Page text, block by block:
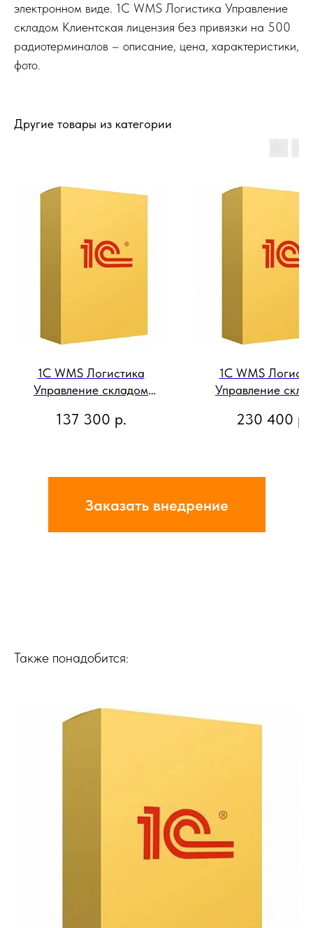
электронном виде. 1С WMS Логистика Управление
складом Клиентская лицензия без привязки на 500
радиотерминалов – описание, цена, характеристики,
фото.
Другие товары из категории
1С WMS Логистика
Управление складом
привязкой к 5
137 300 р.
1С WMS
Управление
привязкой к 10
230 400 р.
Заказать внедрение
Также понадобится: